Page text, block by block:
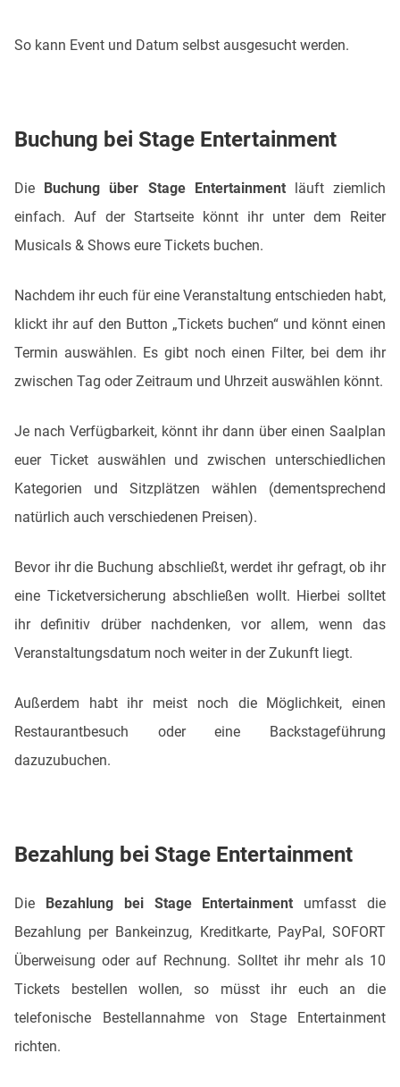
So kann Event und Datum selbst ausgesucht werden.
Buchung bei Stage Entertainment
Die Buchung über Stage Entertainmentläuft ziemlich
einfach. Auf der Startseite könnt ihr unter dem Reiter
Musicals & Shows eure Tickets buchen.
Nachdem ihr euch für eine Veranstaltung entschieden habt,
klickt ihr auf den Button „Tickets buchen“ und könnt einen
Termin auswählen. Es gibt noch einen Filter, bei dem ihr
zwischen Tag oder Zeitraum und Uhrzeit auswählen könnt.
Je nach Verfügbarkeit, könnt ihr dann über einen Saalplan
euer Ticket auswählen und zwischen unterschiedlichen
Kategorien und Sitzplätzen wählen (dementsprechend
natürlich auch verschiedenen Preisen).
Bevor ihr die Buchung abschließt, werdet ihr gefragt, ob ihr
eine Ticketversicherung abschließen wollt. Hierbei solltet
ihr definitiv drüber nachdenken, vor allem, wenn das
Veranstaltungsdatum noch weiter in der Zukunft liegt.
Außerdem habt ihr meist noch die Möglichkeit, einen
Restaurantbesuch oder eine Backstageführung
dazuzubuchen.
Bezahlung bei Stage Entertainment
Die Bezahlung bei Stage Entertainment umfasst die
Bezahlung per Bankeinzug, Kreditkarte, PayPal, SOFORT
Überweisung oder auf Rechnung. Solltet ihr mehr als 10
Tickets bestellen wollen, so müsst ihr euch an die
telefonische Bestellannahme von Stage Entertainment
richten.